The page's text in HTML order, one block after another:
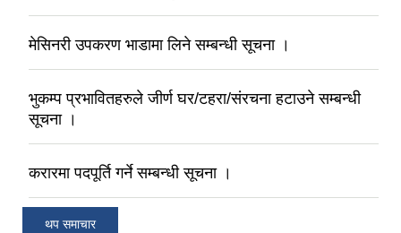
मेसिनरी उपकरण भाडामा लिने सम्बन्धी सूचना ।
भुकम्प प्रभावितहरुले जीर्ण घर/टहरा/संरचना हटाउने सम्बन्धी
सूचना ।
करारमा पदपूर्ति गर्ने सम्बन्धी सूचना ।
थप समाचार